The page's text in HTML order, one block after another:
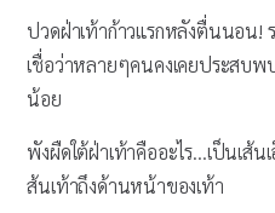
ปวดฝ่าเท้าก้าวแรกหลังตื่นนอน!
เชื่อว่าหลายๆคนคงเคยประสบพ
น้อย
พังผืดใต้ฝ่าเท้าคืออะไร…เป็นเส้
ส้นเท้าถึงด้านหน้าของเท้า